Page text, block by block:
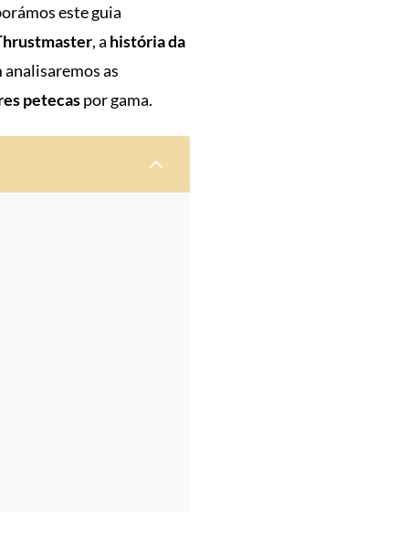
este guia
, a história da
analisaremos as
petecaspor gama.
2